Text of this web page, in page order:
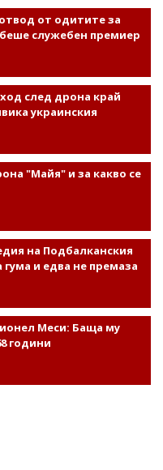
от одитите за
служебен премиер
след дрона край
украинския
"Майя" и за какво се
на Подбалканския
и едва не премаза
Меси: Баща му
години